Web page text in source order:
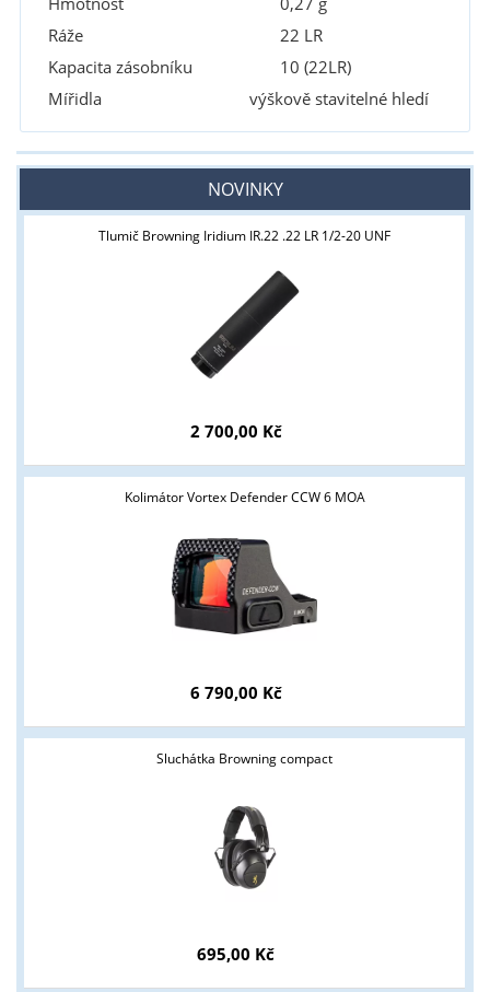
Ráže
22 LR
Kapacita zásobníku
10 (22LR)
Mířidla
výškově stavitelné hledí
NOVINKY
Tlumič Browning Iridium IR.22 .22 LR 1/2-20 UNF
2 700,00 Kč
Kolimátor Vortex Defender CCW 6 MOA
6 790,00 Kč
Sluchátka Browning compact
695,00 Kč